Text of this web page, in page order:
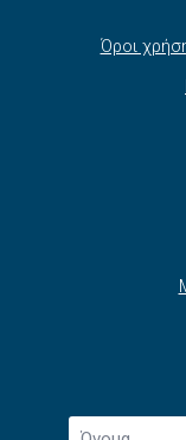
Όροι
Όνομα